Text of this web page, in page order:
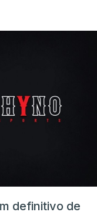
definitivo de